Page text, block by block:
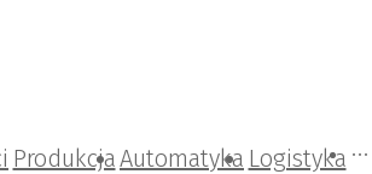
ProdukcjaAutomatyka Logistyka
i konstrukcje
i IT